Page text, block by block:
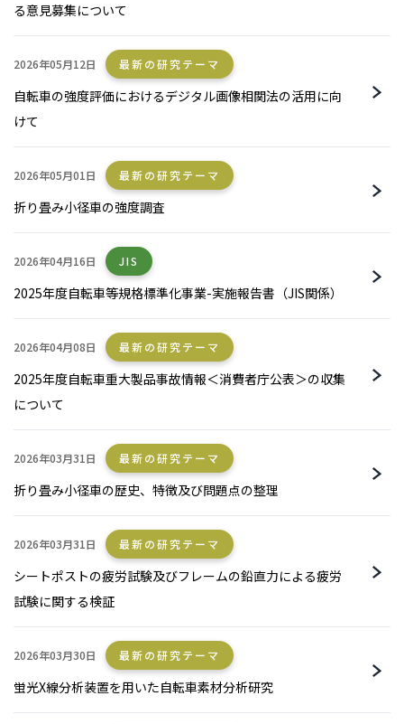
る意見募集について
2026年05月12日 最新の研究テーマ
自転車の強度評価におけるデジタル画像相関法の活用に向
けて
2026年05月01日 最新の研究テーマ
折り畳み小径車の強度調査
2026年04月16日 JIS
2025年度自転車等規格標準化事業-実施報告書（JIS関係）
2026年04月08日 最新の研究テーマ
2025年度自転車重大製品事故情報＜消費者庁公表＞の収集
について
2026年03月31日 最新の研究テーマ
折り畳み小径車の歴史、特徴及び問題点の整理
2026年03月31日 最新の研究テーマ
シートポストの疲労試験及びフレームの鉛直力による疲労
試験に関する検証
2026年03月30日 最新の研究テーマ
蛍光X線分析装置を用いた自転車素材分析研究